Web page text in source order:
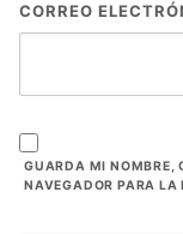
CORREO
GUARDA MI NOMBRE,
NAVEGADOR PARA LA